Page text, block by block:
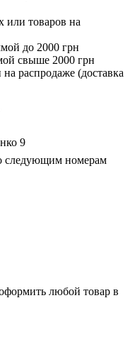
или товаров на
до 2000 грн
свыше 2000 грн
распродаже (доставка
9
следующим номерам
39
любой товар в